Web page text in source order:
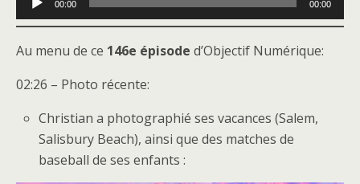
audio
00:00 00:00
Au menu de ce 146e épisode d’Objectif Numérique:
02:26 – Photo récente:
Christian a photographié ses vacances (Salem,
Salisbury Beach), ainsi que des matches de
baseball de ses enfants :